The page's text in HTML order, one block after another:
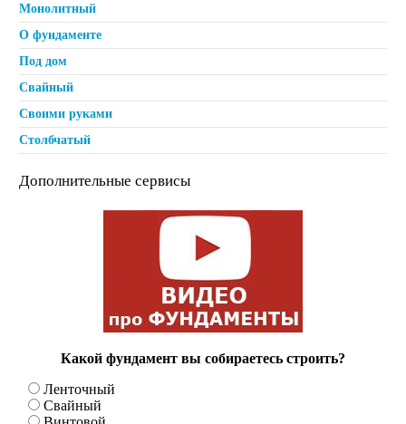
Монолитный
О фундаменте
Под дом
Свайный
Своими руками
Столбчатый
Дополнительные сервисы
Какой фундамент вы собираетесь строить?
Ленточный
Свайный